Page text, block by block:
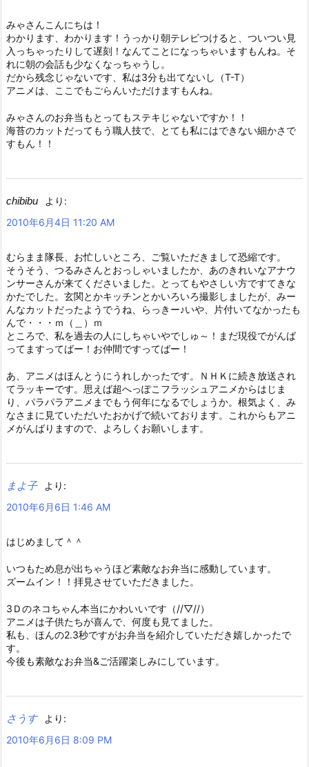
みゃさんこんにちは！
わかります、わかります！うっかり朝テレビつけると、ついつい見
入っちゃったりして遅刻！なんてことになっちゃいますもんね。そ
れに朝の会話も少なくなっちゃうし。
だから残念じゃないです、私は3分も出てないし（T-T）
アニメは、ここでもごらんいただけますもんね。
みゃさんのお弁当もとってもステキじゃないですか！！
海苔のカットだってもう職人技で、とても私にはできない細かさで
すもん！！
chibibu
より:
2010年6月4日 11:20 AM
むらまま隊長、お忙しいところ、ご覧いただきまして恐縮です。
そうそう、つるみさんとおっしゃいましたか、あのきれいなアナウ
ンサーさんが来てくださいました。とってもやさしい方ですてきな
かたでした。玄関とかキッチンとかいろいろ撮影しましたが、みー
んなカットだったようでうね、らっきー♪いや、片付いてなかったも
んで・・・ｍ（＿）ｍ
ところで、私を過去の人にしちゃいやでしゅ～！まだ現役でがんば
ってますってばー！お仲間ですってばー！
あ、アニメはほんとうにうれしかったです。ＮＨＫに続き放送され
てラッキーです。思えば超へっぽこフラッシュアニメからはじま
り、パラパラアニメまでもう何年になるでしょうか。根気よく、み
なさまに見ていただいたおかげで続いております。これからもアニ
メがんばりますので、よろしくお願いします。
まよ子
より:
2010年6月6日 1:46 AM
はじめまして＾＾
いつもため息が出ちゃうほど素敵なお弁当に感動しています。
ズームイン！！拝見させていただきました。
3Ｄのネコちゃん本当にかわいいです（//▽//）
アニメは子供たちが喜んで、何度も見てました。
私も、ほんの2.3秒ですがお弁当を紹介していただき嬉しかったで
す。
今後も素敵なお弁当&ご活躍楽しみにしています。
さうす
より:
2010年6月6日 8:09 PM